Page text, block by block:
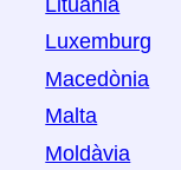
Luxemburg
Macedònia
Malta
Moldàvia